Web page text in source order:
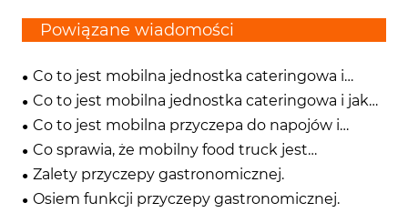
Powiązane wiadomości
Co to jest mobilna jednostka cateringowa i
dlaczego zmienia współczesne firmy spożywcze
Co to jest mobilna jednostka cateringowa i jak
może przekształcić nowoczesne firmy świadczące
usługi gastronomiczne
Co to jest mobilna przyczepa do napojów i
dlaczego jest najmądrzejszą inwestycją dla
nowoczesnych firm produkujących napoje
Co sprawia, że ​​mobilny food truck jest
najmądrzejszą inwestycją dla współczesnych
przedsiębiorców zajmujących się jedzeniem
ulicznym
Zalety przyczepy gastronomicznej.
Osiem funkcji przyczepy gastronomicznej.